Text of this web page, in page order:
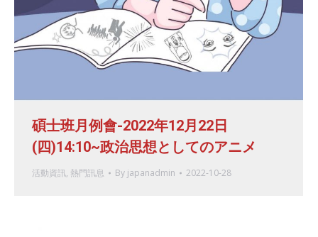
碩士班月例會-2022年12月22日
(四)14:10~政治思想としてのアニメ
活動資訊, 熱門訊息 By japanadmin 2022-10-28